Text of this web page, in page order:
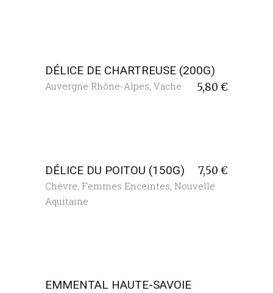
DÉLICE DE CHARTREUSE (200G)
5,80 €
Auvergne Rhône-Alpes, Vache
DÉLICE DU POITOU (150G) 7,50 €
Chèvre Femmes Enceintes Nouvelle
Aquitaine
EMMENTAL HAUTE-SAVOIE